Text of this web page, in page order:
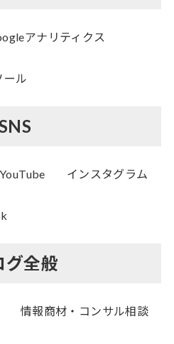
アナリティクス
ール
YouTube インスタグラム
グ全般
情報商材・コンサル相談